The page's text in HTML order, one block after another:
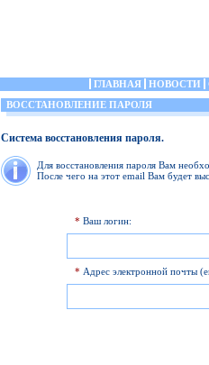
ГЛАВНАЯ НОВОСТИ
ВОССТАНОВЛЕНИЕ ПАРОЛЯ
Система восстановления пароля.
Для восстановления пароля Вам
После чего на этот email Вам будет
* Ваш логин:
* Адрес электронной почты